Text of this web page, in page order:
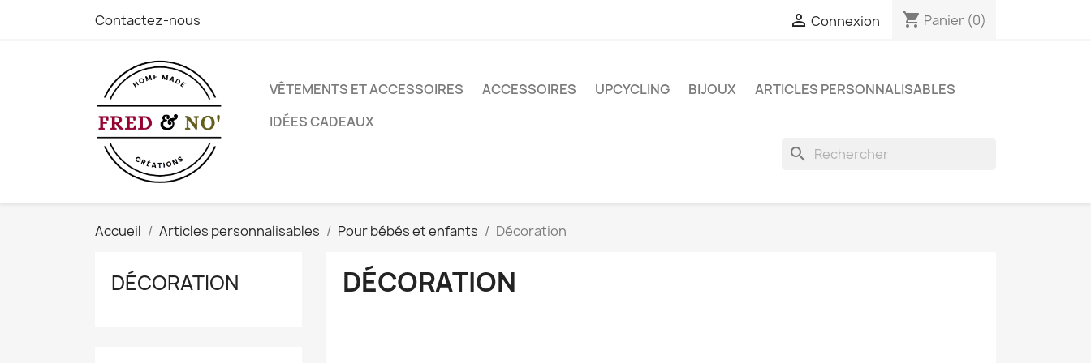
Contactez-nous  Connexion shopping_cart Panier (0)
VÊTEMENTS ET ACCESSOIRES ACCESSOIRES UPCYCLING BIJOUX
ARTICLES PERSONNALISABLES
IDÉES CADEAUX
search
Accueil Articles personnalisables Pour bébés et enfants Décoration
DÉCORATION DÉCORATION